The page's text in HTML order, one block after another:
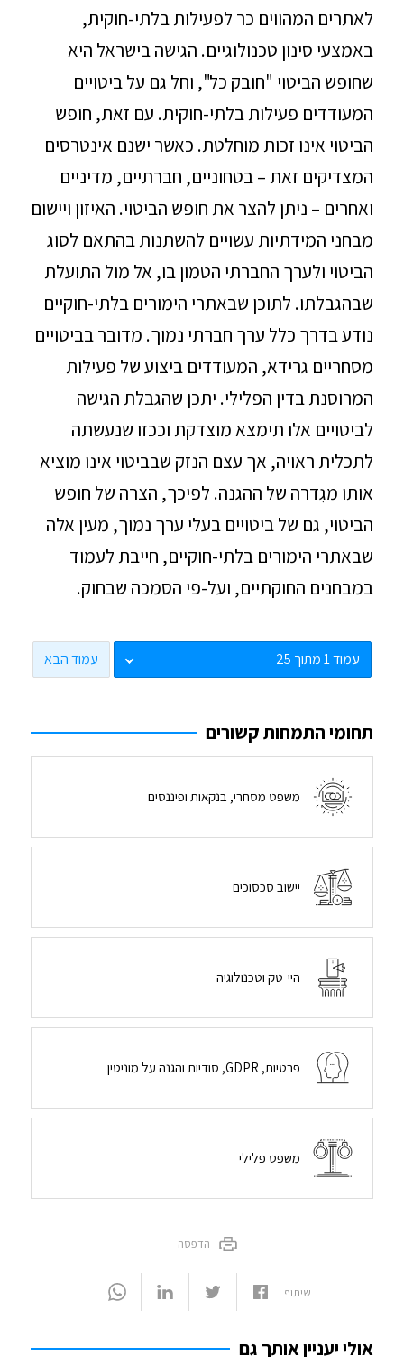
לאתרים המהווים כר לפעילות בלתי-חוקית,
באמצעי סינון טכנולוגיים. הגישה בישראל היא
שחופש הביטוי "חובק כל", וחל גם על ביטויים
המעודדים פעילות בלתי-חוקית. עם זאת, חופש
הביטוי אינו זכות מוחלטת. כאשר ישנם אינטרסים
המצדיקים זאת – בטחוניים, חברתיים, מדיניים
ואחרים – ניתן להצר את חופש הביטוי. האיזון ויישום
מבחני המידתיות עשויים להשתנות בהתאם לסוג
הביטוי ולערך החברתי הטמון בו, אל מול התועלת
שבהגבלתו. לתוכן שבאתרי הימורים בלתי-חוקיים
נודע בדרך כלל ערך חברתי נמוך. מדובר בביטויים
מסחריים גרידא, המעודדים ביצוע של פעילות
המרוסנת בדין הפלילי. יתכן שהגבלת הגישה
לביטויים אלו תימצא מוצדקת וככזו שנעשתה
לתכלית ראויה, אך עצם הנזק שבביטוי אינו מוציא
אותו מגִדרה של ההגנה. לפיכך, הצרה של חופש
הביטוי, גם של ביטויים בעלי ערך נמוך, מעין אלה
שבאתרי הימורים בלתי-חוקיים, חייבת לעמוד
במבחנים החוקתיים, ועל-פי הסמכה שבחוק.
עמוד הבא
תחומי התמחות קשורים
משפט מסחרי, בנקאות ופיננסים
יישוב סכסוכים
היי-טק וטכנולוגיה
פרטיות, GDPR, סודיות והגנה על מוניטין
משפט פלילי
הדפסה
שיתוף
אולי יעניין אותך גם